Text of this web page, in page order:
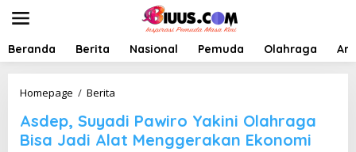
t
Beranda Berita Nasional Pemuda Olahraga
Homepage / Berita
d
e
p
Asdep, Suyadi Pawiro Yakini Olahraga
Bisa Jadi Alat Menggerakan Ekonomi